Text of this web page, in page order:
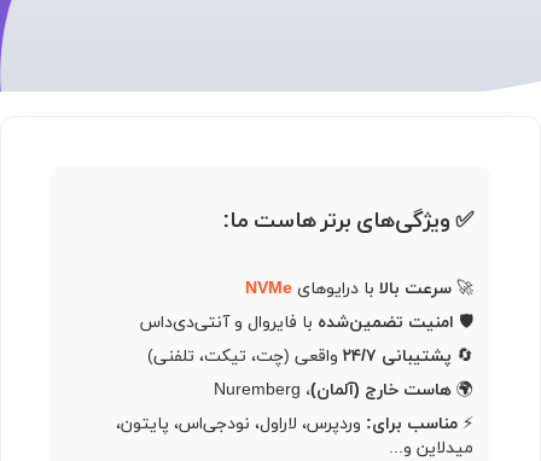
✅ ویژگی‌های برتر هاست ما:
🚀 سرعت بالا با درایوهای NVMe
🛡 امنیت تضمین‌شده با فایروال و آنتی‌دی‌داس
🔄 پشتیبانی ۲۴/۷
واقعی (چت، تیکت، تلفنی)
🌍 هاست خارج (آلمان)،
⚡ مناسب برای: وردپرس، لاراول، نود‌جی‌اس، پایتون،
میدلاین و...